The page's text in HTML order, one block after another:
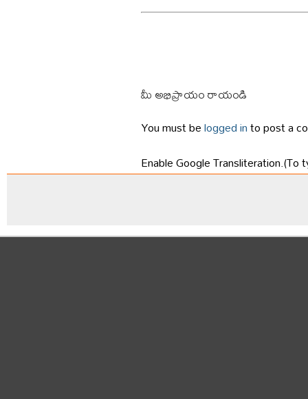
మీ అభిప్రాయం రాయండి
You must belogged into post a
Enable Google